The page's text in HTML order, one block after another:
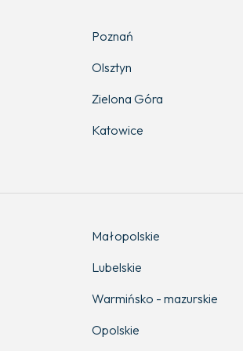
Poznań
Olsztyn
Zielona Góra
Katowice
Małopolskie
Lubelskie
Warmińsko - mazurskie
Opolskie